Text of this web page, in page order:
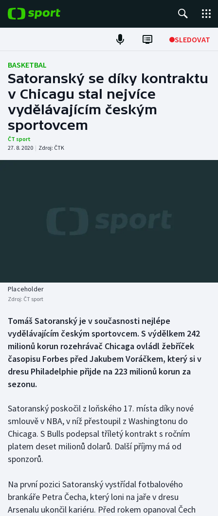
SLEDOVAT
Fotbal
Hokej
Tenis
Atletika
Boby a skeleton
Box
Curling
Dostihy
Florbal
Futsal
Golf
Gymnastika
Házená
Jezdectví
AZ kvíz
BASKETBAL
Satoranský se díky kontraktu
v Chicagu stal nejvíce
vydělávajícím českým
sportovcem
ČT sport
27. 8. 2020 | Zdroj: ČTK
Placeholder
Zdroj: ČT sport
Tomáš Satoranský je v současnosti nejlépe
vydělávajícím českým sportovcem. S výdělkem 242
milionů korun rozehrávač Chicaga ovládl žebříček
časopisu Forbes před Jakubem Voráčkem, který si v
dresu Philadelphie přijde na 223 milionů korun za
sezonu.
Satoranský poskočil z loňského 17. místa díky nové
smlouvě v NBA, v níž přestoupil z Washingtonu do
Chicaga. S Bulls podepsal tříletý kontrakt s ročním
platem deset milionů dolarů. Další příjmy má od
sponzorů.
Na první pozici Satoranský vystřídal fotbalového
brankáře Petra Čecha, který loni na jaře v dresu
Arsenalu ukončil kariéru. Před rokem opanoval Čech